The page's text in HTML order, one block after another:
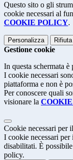
Questo sito o gli
cookie necessari al
COOKIE POLICY.
Personalizza
Gestione cookie
In questa schermata
I cookie necessari
piattaforma e non è
Per conoscere quali
visionare la
Cookie necessari per
I cookie necessari per
disabilitati. È
policy.